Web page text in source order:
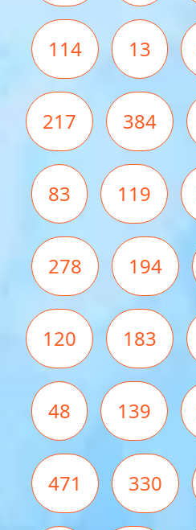
114 13
217 384
83 119
278 194
120 183
48 139
471 330